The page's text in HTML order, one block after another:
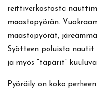
reittiverkostosta
maastopyörän.
maastopyörät,
Syötteen poluista nautit
ja myös ”täpärit”
Pyöräily on koko